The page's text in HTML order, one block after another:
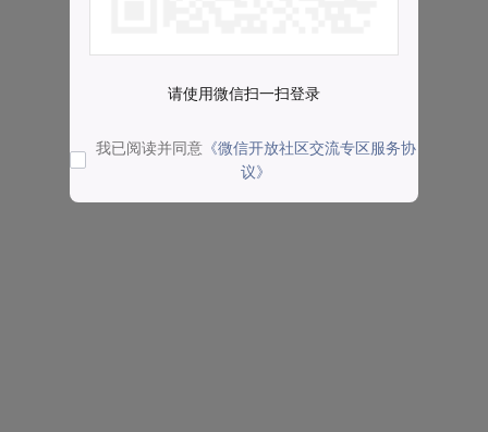
请使用微信扫一扫登录
我已阅读并同意 《微信开放社区交流专区服务协
议》